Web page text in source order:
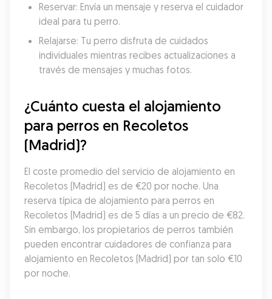
Reservar: Envía un mensaje y reserva el cuidador
ideal para tu perro.
Relajarse: Tu perro disfruta de cuidados
individuales mientras recibes actualizaciones a
través de mensajes y muchas fotos.
¿Cuánto cuesta el alojamiento
para perros en Recoletos
(Madrid)?
El coste promedio del servicio de alojamiento en
Recoletos (Madrid) es de €20 por noche. Una
reserva típica de alojamiento para perros en
Recoletos (Madrid) es de 5 días a un precio de €82.
Sin embargo, los propietarios de perros también
pueden encontrar cuidadores de confianza para
alojamiento en Recoletos (Madrid) por tan solo €10
por noche.